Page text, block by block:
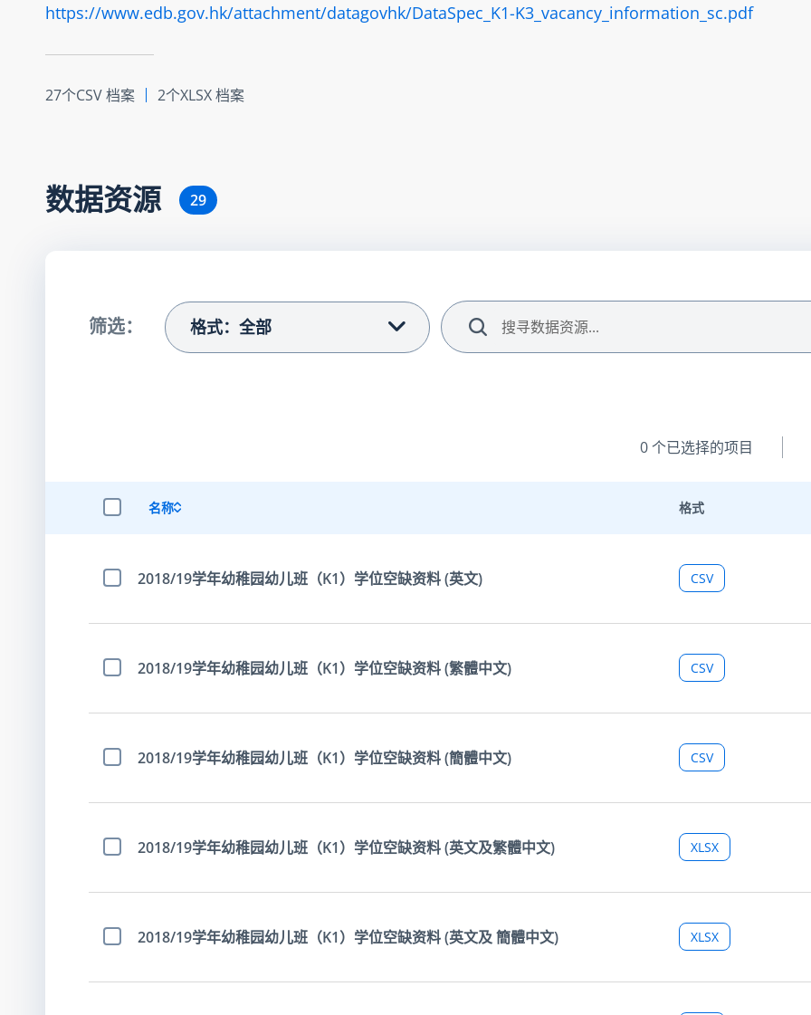
https://www.edb.gov.hk/attachment/datagovhk/DataSpec_K1-K3_vacancy_information_sc.pdf
27个CSV 档案 2个XLSX 档案
数据资源 29
筛选： 格式：全部 搜索
0个已选择的项目
名称 格式
选择项目2018/19学年幼稚园幼儿班（K1）学位空缺资料 (英文) CSV
选择项目2018/19学年幼稚园幼儿班（K1）学位空缺资料 (繁體中文) CSV
选择项目2018/19学年幼稚园幼儿班（K1）学位空缺资料 (簡體中文) CSV
选择项目2018/19学年幼稚园幼儿班（K1）学位空缺资料 (英文及繁體中文) XLSX
选择项目2018/19学年幼稚园幼儿班（K1）学位空缺资料 (英文及 簡體中文) XLSX